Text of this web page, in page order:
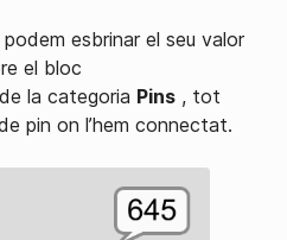
esbrinar el seu valor
el bloc
de la categoria Pins , tot
pin on l’hem connectat.